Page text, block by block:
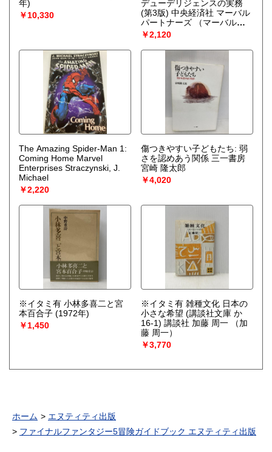
年)
￥10,330
デューデリジェンスの実務
(第3版) 中央経済社 マーバル
パートナーズ
（マーバルパ
ートナーズ）
￥2,120
The Amazing Spider-Man 1:
Coming Home Marvel
Enterprises Straczynski, J.
Michael
￥2,220
傷つきやすい子どもたち: 弱
さを認めあう関係 三一書房
宮崎 隆太郎
￥4,020
※イタミ有 小林多喜二と宮
本百合子 (1972年)
￥1,450
※イタミ有 雑種文化 日本の
小さな希望 (講談社文庫 か
16-1) 講談社 加藤 周一
（加
藤 周一）
￥3,770
ホーム
エヌティティ出版
ファイナルファンタジー5冒険ガイドブック エヌティティ出版